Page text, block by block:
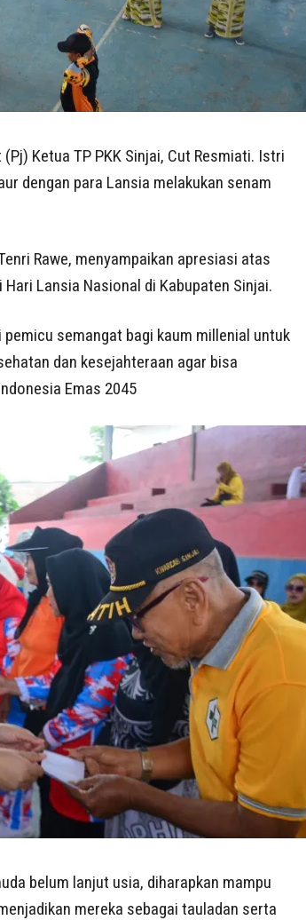
Ketua TP PKK Sinjai, Cut Resmiati. Istri
dengan para Lansia melakukan senam
Rawe, menyampaikan apresiasi atas
Lansia Nasional di Kabupaten Sinjai.
semangat bagi kaum millenial untuk
dan kesejahteraan agar bisa
Emas 2045
belum lanjut usia, diharapkan mampu
mereka sebagai tauladan serta